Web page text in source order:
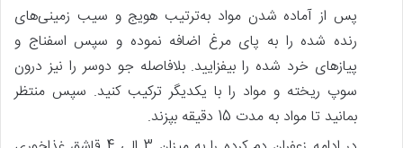
پس‌ از آماده شدن مواد به‌ترتیب هویج و سیب زمینی‌های
رنده شده را به پای مرغ اضافه نموده و سپس اسفناج و
پیازهای خرد شده را بیفزایید. بلافاصله جو دوسر را نیز درون
سوپ ریخته و مواد را با یکدیگر ترکیب کنید. سپس منتظر
بمانید تا مواد به مدت 15 دقیقه بپزند.